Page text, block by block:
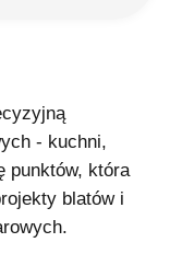
- kuchni,
punktów, która
blatów i